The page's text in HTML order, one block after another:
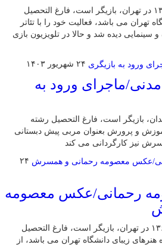
ندا جبرائیلی متولد ۱۵ مهر ۱۳۶۹ در تهران، بازیگر است، فارغ التحصیل
تهران می باشد، فعالیت خود را با تئاتر
دیده شد و حالا در تلویزیون بازی
۲۴ شهریور ۱۴۰۳
مدنی/ماجرای ورود به
متولد ۱۳۲۰ در همدان، بازیگر است، فارغ التحصیل رشته
و پرورش بعنوان مربی پیش دبستانی
نیز کارگردانی می کند
۲۴
رحمانی/عکس معصومه
معصومه رحمانی متولد دی ۱۳۶۱ در تهران، بازیگر است، فارغ التحصیل
هنرهای زیبای دانشگاه تهران می باشد، از